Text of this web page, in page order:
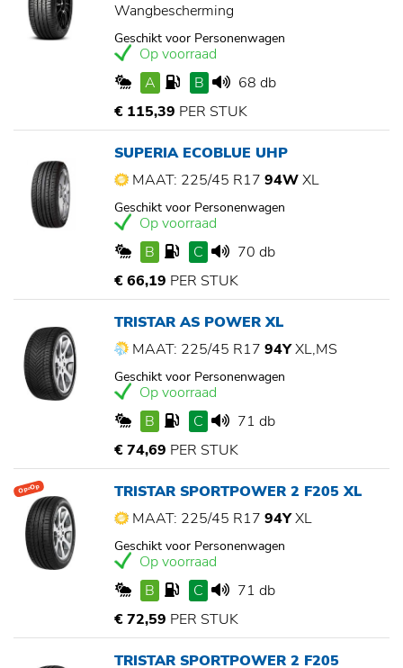
Wangbescherming
Geschikt voor Personenwagen
Op voorraad
A
B
68 db
€ 115,39 PER STUK
SUPERIA ECOBLUE UHP
MAAT: 225/45 R17 94WXL
Geschikt voor Personenwagen
Op voorraad
B
C
70 db
€ 66,19 PER STUK
TRISTAR AS POWER XL
MAAT: 225/45 R17 94YXL,MS
Geschikt voor Personenwagen
Op voorraad
B
C
71 db
€ 74,69 PER STUK
Op=Op
TRISTAR SPORTPOWER 2 F205 XL
MAAT: 225/45 R17 94YXL
Geschikt voor Personenwagen
Op voorraad
B
C
71 db
€ 72,59 PER STUK
TRISTAR SPORTPOWER 2 F205